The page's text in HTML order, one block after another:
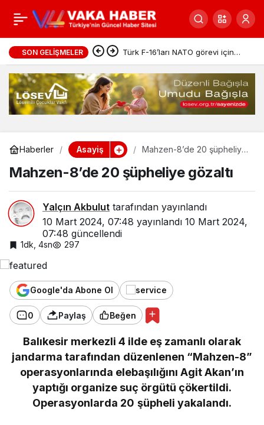
SON GELIŞMELER Türk F-16’ları NATO görevi için
Estonya’da
Haberler Asayiş
Mahzen-8’de 20 şüpheliye
Mahzen-8’de 20 şüpheliye gözaltı
Yalçın Akbulut tarafından yayınlandı
10 Mart 2024, 07:48 yayınlandı 10 Mart 2024,
07:48 güncellendi
1dk, 4sn 297
Google'da Abone Ol
0 Paylaş Beğen
Balıkesir merkezli 4 ilde eş zamanlı olarak
jandarma tarafından düzenlenen “Mahzen-8”
operasyonlarında elebaşılığını Agit Akan’ın
yaptığı organize suç örgütü çökertildi.
Operasyonlarda 20 şüpheli yakalandı.
Sakarya’da Bozdoğan-
11: 33 gözaltı!
0 Paylaş